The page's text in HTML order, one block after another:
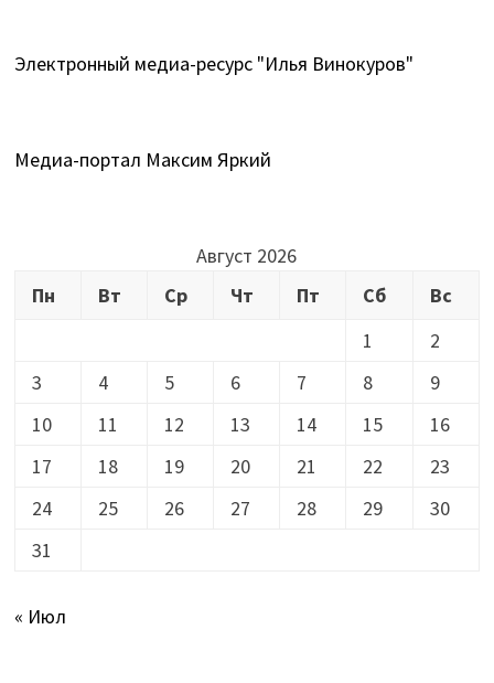
Электронный медиа-ресурс "Илья Винокуров"
Медиа-портал Максим Яркий
Август 2026
Пн
Вт Ср Чт Пт Сб
Вс
1
2
3
4 5 6 7 8
9
10
11 12 13 14 15
16
17
18 19 20 21 22
23
24
25 26 27 28 29
30
31
« Июл